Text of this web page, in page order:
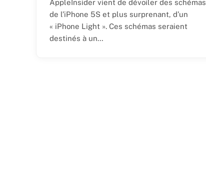
AppleInsider vient de dévoiler des schémas
de l’iPhone 5S et plus surprenant, d’un
« iPhone Light ». Ces schémas seraient
destinés à un…